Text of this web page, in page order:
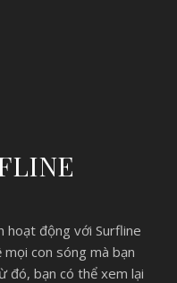
hoạt động với Surfline
con sóng mà bạn
đó, bạn có thể xem lại